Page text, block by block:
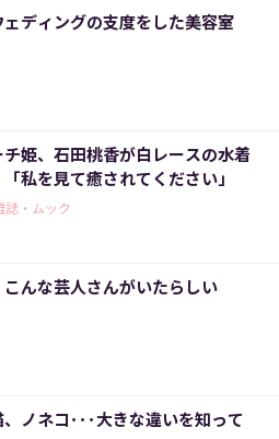
ェディングの支度をした美容室
姫、石田桃香が白レースの水着
私を見て癒されてください」
誌・ムック
んな芸人さんがいたらしい
ノネコ･･･大きな違いを知って